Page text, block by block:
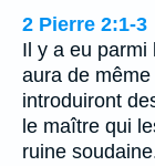
2 Pierre 2:1-3
Il y a eu parmi
aura de
introduiront
le maître qui
ruine